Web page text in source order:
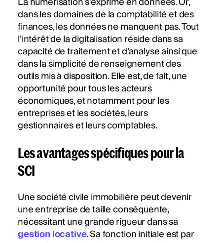
dans les domaines de la comptabilité et des
finances, les données ne manquent pas. Tout
l’intérêt de la digitalisation réside dans sa
capacité de traitement et d’analyse ainsi que
dans la simplicité de renseignement des
outils mis à disposition. Elle est, de fait, une
opportunité pour tous les acteurs
économiques, et notamment pour les
entreprises et les sociétés, leurs
gestionnaires et leurs comptables.
Les avantages spécifiques pour la
SCI
Une société civile immobilière peut devenir
une entreprise de taille conséquente,
nécessitant une grande rigueur dans sa
gestion locative. Sa fonction initiale est par